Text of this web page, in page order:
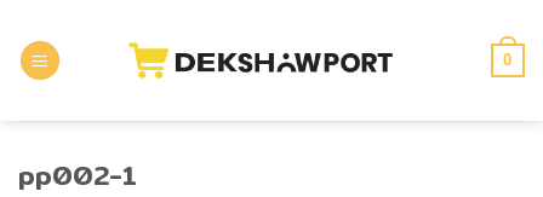
content
0
pp002-1